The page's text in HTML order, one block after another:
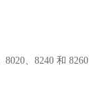
8020、8240 和 8260